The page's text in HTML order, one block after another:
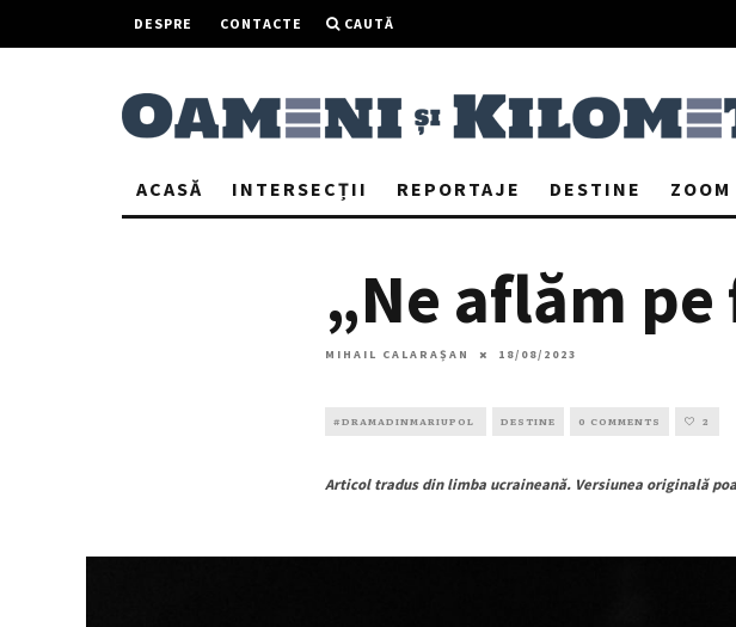
DESPRE CONTACTE CAUTĂ
ACASĂ INTERSECȚII REPORTAJE DESTINE ZOOM
„Ne aflăm
MIHAIL CALARAȘAN 18/08/2023
#DRAMADINMARIUPOL DESTINE 0 COMMENTS 2
Articol tradus din limba ucraineană. Versiunea originală